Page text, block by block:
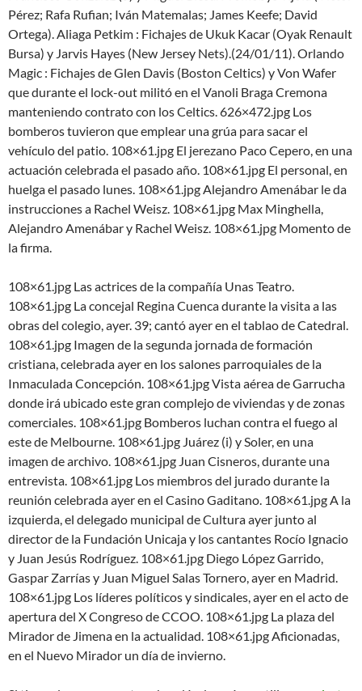
Pérez; Rafa Rufian; Iván Matemalas; James Keefe; David
Ortega). Aliaga Petkim : Fichajes de Ukuk Kacar (Oyak Renault
Bursa) y Jarvis Hayes (New Jersey Nets).(24/01/11). Orlando
Magic : Fichajes de Glen Davis (Boston Celtics) y Von Wafer
que durante el lock-out militó en el Vanoli Braga Cremona
manteniendo contrato con los Celtics. 626×472.jpg Los
bomberos tuvieron que emplear una grúa para sacar el
vehículo del patio. 108×61.jpg El jerezano Paco Cepero, en una
actuación celebrada el pasado año. 108×61.jpg El personal, en
huelga el pasado lunes. 108×61.jpg Alejandro Amenábar le da
instrucciones a Rachel Weisz. 108×61.jpg Max Minghella,
Alejandro Amenábar y Rachel Weisz. 108×61.jpg Momento de
la firma.
108×61.jpg Las actrices de la compañía Unas Teatro.
108×61.jpg La concejal Regina Cuenca durante la visita a las
obras del colegio, ayer. 39; cantó ayer en el tablao de Catedral.
108×61.jpg Imagen de la segunda jornada de formación
cristiana, celebrada ayer en los salones parroquiales de la
Inmaculada Concepción. 108×61.jpg Vista aérea de Garrucha
donde irá ubicado este gran complejo de viviendas y de zonas
comerciales. 108×61.jpg Bomberos luchan contra el fuego al
este de Melbourne. 108×61.jpg Juárez (i) y Soler, en una
imagen de archivo. 108×61.jpg Juan Cisneros, durante una
entrevista. 108×61.jpg Los miembros del jurado durante la
reunión celebrada ayer en el Casino Gaditano. 108×61.jpg A la
izquierda, el delegado municipal de Cultura ayer junto al
director de la Fundación Unicaja y los cantantes Rocío Ignacio
y Juan Jesús Rodríguez. 108×61.jpg Diego López Garrido,
Gaspar Zarrías y Juan Miguel Salas Tornero, ayer en Madrid.
108×61.jpg Los líderes políticos y sindicales, ayer en el acto de
apertura del X Congreso de CCOO. 108×61.jpg La plaza del
Mirador de Jimena en la actualidad. 108×61.jpg Aficionadas,
en el Nuevo Mirador un día de invierno.